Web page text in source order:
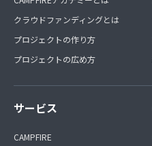
クラウドファンディングとは
プロジェクトの作り方
プロジェクトの広め方
サービス
CAMPFIRE